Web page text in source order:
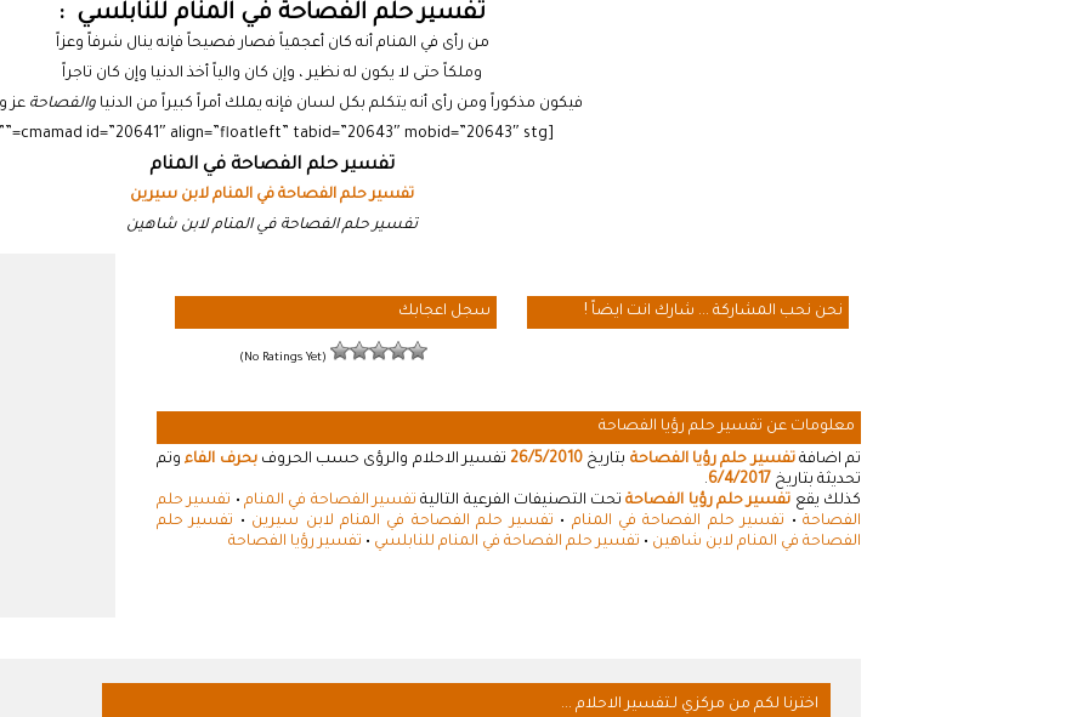
تفسير حلم الفصاحة في المنام للنابلسي :
من رأى في المنام أنه كان أعجمياً فصار فصيحاً فإنه ينال شرفاً وعزاً
وملكاً حتى لا يكون له نظير ، وإن كان والياً أخذ الدنيا وإن كان تاجراً
فيكون مذكوراً ومن رأى أنه يتكلم بكل لسان فإنه يملك أمراً كبيراً من الدنيا والفصاحة عز
[cmamad id=”20641″ align=”floatleft” tabid=”20643″ mobid=”20643″ stg=””]
تفسير حلم الفصاحة في المنام
تفسير حلم الفصاحة في المنام لابن سيرين
تفسير حلم الفصاحة في المنام لابن شاهين
نحن نحب المشاركة ... شارك انت ايضاً ! سجل اعجابك
(No Ratings Yet)
معلومات عن تفسير حلم رؤيا الفصاحة
تم اضافةتفسير حلم رؤيا الفصاحة بتاريخ 26/5/2010تفسير الاحلام والرؤى حسب الحروفبحرف الفاءوتم
تحديثة بتاريخ 6/4/2017
.
كذلك يقع تفسير حلم رؤيا الفصاحةتحت التصنيفات الفرعية التالية تفسير الفصاحة في المنام • تفسير حلم
الفصاحة• تفسير حلم الفصاحة في المنام • تفسير حلم الفصاحة في المنام لابن سيرين • تفسير حلم
الفصاحة في المنام لابن شاهين • تفسير حلم الفصاحة في المنام للنابلسي • تفسير رؤيا الفصاحة
اخترنا لكم من مركزي لـتفسير الاحلام ...